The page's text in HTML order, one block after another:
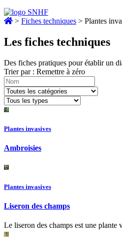
> Fiches techniques > Plantes
Les fiches techniques
Des fiches pratiques pour établir un
Trier par : Remettre à zéro
Plantes invasives
Ambroisies
Plantes invasives
Liseron des champs
Le liseron des champs est une plante